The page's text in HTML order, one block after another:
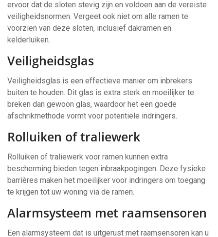
ervoor dat de sloten stevig zijn en voldoen aan de vereiste
veiligheidsnormen. Vergeet ook niet om alle ramen te
voorzien van deze sloten, inclusief dakramen en
kelderluiken.
Veiligheidsglas
Veiligheidsglas is een effectieve manier om inbrekers
buiten te houden. Dit glas is extra sterk en moeilijker te
breken dan gewoon glas, waardoor het een goede
afschrikmethode vormt voor potentiële indringers.
Rolluiken of traliewerk
Rolluiken of traliewerk voor ramen kunnen extra
bescherming bieden tegen inbraakpogingen. Deze fysieke
barrières maken het moeilijker voor indringers om toegang
te krijgen tot uw woning via de ramen.
Alarmsysteem met raamsensoren
Een alarmsysteem dat is uitgerust met raamsensoren kan u